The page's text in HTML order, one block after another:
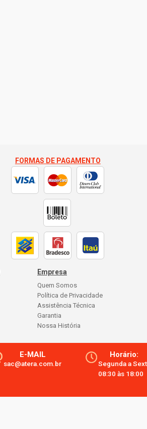
FORMAS DE PAGAMENTO
Empresa
Quem Somos
Política de Privacidade
Assistência Técnica
Garantia
Nossa História
E-MAIL
sac@atera.com.br
Horário:
Segunda a
08:30 às 18:00